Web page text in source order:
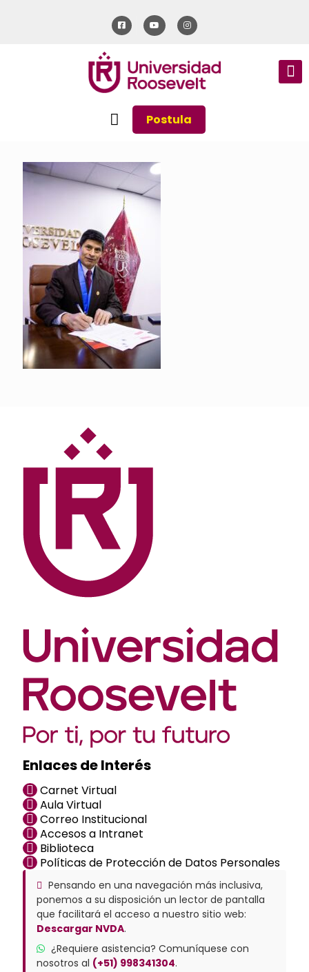
Postula
Enlaces de Interés
Carnet Virtual
Aula Virtual
Correo Institucional
Accesos a Intranet
Biblioteca
Políticas de Protección de Datos Personales
Pensando en una navegación más inclusiva,
ponemos a su disposición un lector de pantalla
que facilitará el acceso a nuestro sitio web:
Descargar NVDA.
¿Requiere asistencia? Comuníquese con
nosotros al (+51) 998341304.